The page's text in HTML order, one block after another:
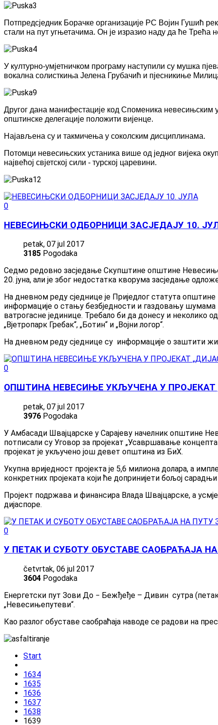
Потпредсједник Борачке организације РС Војин Гушић
стали на пут угњетачима. Он је изразио наду да ће Трећа
У културно-умјетничком програму наступили су мушка
вокална солисткиња Јелена Грубачић и пјесникиње
Другог дана манифестације код Споменика невесињским
општинске делегације положити вијенце.
Најављена су и такмичења у соколским дисциплинама.
Потомци невесињских устаника више од једног вијека
највећој свјетској сили - турској царевини.
0
НЕВЕСИЊСКИ ОДБОРНИЦИ ЗАСЈЕДАЈУ 10.
petak, 07 jul 2017
3185 Pogodaka
Седмо редовно засједање Скупштине општине Невесиње
20. јуна, али је због недостатка кворума засједање
На дневном реду сједнице је Приједлог статута
информације о стању безбједности и газдовању шумама
ватрогасне јединице. Требало би да донесу и неколико
„Вјетропарк Гребак“, „Ботин“ и „Војни логор“.
На дневном реду сједнице су информације о заштити
0
ОПШТИНА НЕВЕСИЊЕ УКЉУЧЕНА У ПРОЈЕКАТ
petak, 07 jul 2017
3976 Pogodaka
У Амбасади Швајцарске у Сарајеву начелник општине
потписали су Уговор за пројекат „Усавршавање
пројекат је укључено још девет општина из БиХ.
Укупна вриједност пројекта је 5,6 милиона долара, а
конкретних пројеката који ће допринијети бољој
Пројект подржава и финансира Влада Швајцарске, а
дијаспоре.
0
У ПЕТАК И СУБОТУ ОБУСТАВЕ САОБРАЋАЈА
četvrtak, 06 jul 2017
3604 Pogodaka
Енергетски пут Зови До − Бежђеђе – Дивин сутра
„Невесињепутеви“.
Као разлог обуставе саобраћаја наводе се радови на
Start
1634
1635
1636
1637
1638
1639